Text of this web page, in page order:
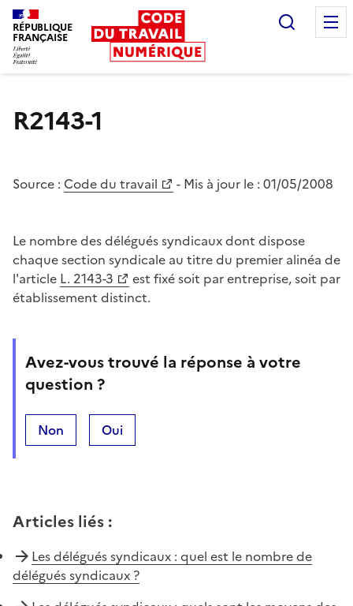
RÉPUBLIQUE
FRANÇAISE
R2143-1
Source : Code du travail - Mis à jour le : 01/05/2008
Le nombre des délégués syndicaux dont dispose
chaque section syndicale au titre du premier alinéa de
l'article L. 2143-3
est fixé soit par entreprise, soit par
établissement distinct.
Avez-vous trouvé la réponse à votre
question ?
Non Oui
Articles liés :
Les délégués syndicaux : quel est le nombre de
délégués syndicaux ?